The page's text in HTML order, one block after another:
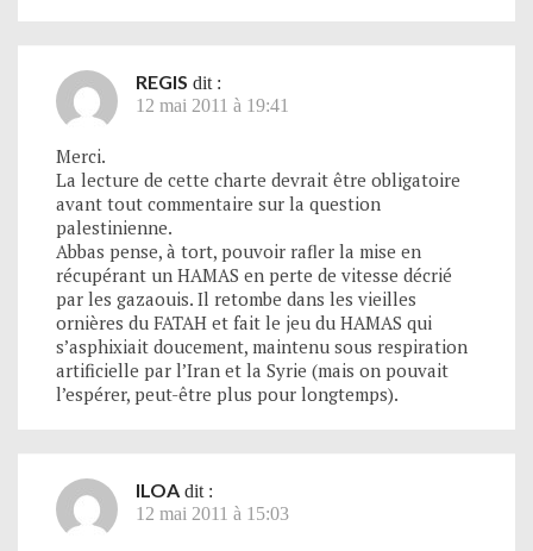
REGIS dit :
12 mai 2011 à 19:41
Merci.
La lecture de cette charte devrait être obligatoire
avant tout commentaire sur la question
palestinienne.
Abbas pense, à tort, pouvoir rafler la mise en
récupérant un HAMAS en perte de vitesse décrié
par les gazaouis. Il retombe dans les vieilles
ornières du FATAH et fait le jeu du HAMAS qui
s’asphixiait doucement, maintenu sous respiration
artificielle par l’Iran et la Syrie (mais on pouvait
l’espérer, peut-être plus pour longtemps).
ILOA dit :
12 mai 2011 à 15:03